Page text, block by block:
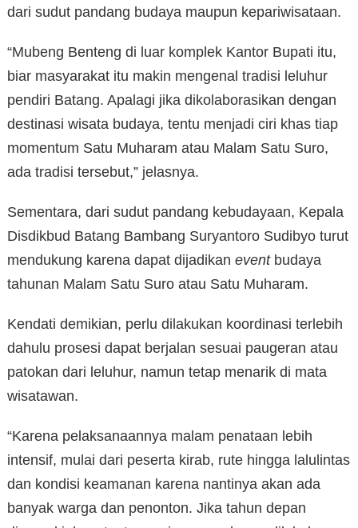
dari sudut pandang budaya maupun kepariwisataan.
“Mubeng Benteng di luar komplek Kantor Bupati itu,
biar masyarakat itu makin mengenal tradisi leluhur
pendiri Batang. Apalagi jika dikolaborasikan dengan
destinasi wisata budaya, tentu menjadi ciri khas tiap
momentum Satu Muharam atau Malam Satu Suro,
ada tradisi tersebut,” jelasnya.
Sementara, dari sudut pandang kebudayaan, Kepala
Disdikbud Batang Bambang Suryantoro Sudibyo turut
mendukung karena dapat dijadikan eventbudaya
tahunan Malam Satu Suro atau Satu Muharam.
Kendati demikian, perlu dilakukan koordinasi terlebih
dahulu prosesi dapat berjalan sesuai paugeran atau
patokan dari leluhur, namun tetap menarik di mata
wisatawan.
“Karena pelaksanaannya malam penataan lebih
intensif, mulai dari peserta kirab, rute hingga lalulintas
dan kondisi keamanan karena nantinya akan ada
banyak warga dan penonton. Jika tahun depan